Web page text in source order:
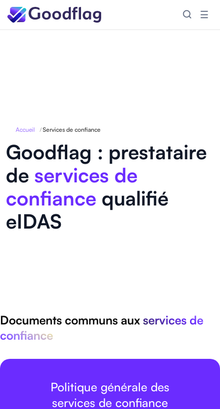
☰
Accueil /Services de confiance
Goodflag : prestataire
de services de
confiance qualifié
eIDAS
Documents communs aux services de
confiance
Politique générale des
services de confiance